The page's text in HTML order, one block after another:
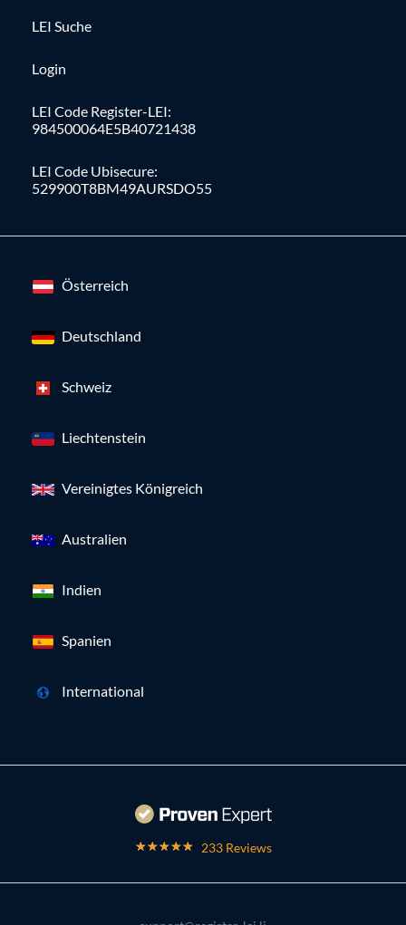
LEI Suche
Login
LEI Code Register-LEI:
984500064E5B40721438
LEI Code Ubisecure:
529900T8BM49AURSDO55
Österreich
Deutschland
Schweiz
Liechtenstein
Vereinigtes Königreich
Australien
Indien
Spanien
International
233 Reviews